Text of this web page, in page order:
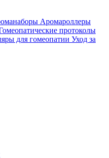
Аромароллеры
протоколы
для гомеопатии Уход за